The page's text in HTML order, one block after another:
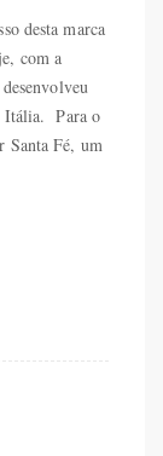
desta marca
com a
Itália. Para o
Santa Fé, um